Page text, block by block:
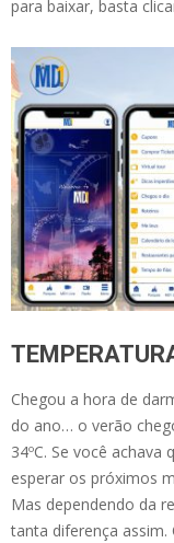
para baixar, basta
Chegou a hora de
do ano… o verão
34ºC. Se você
esperar os próximos
Mas dependendo da
tanta diferença